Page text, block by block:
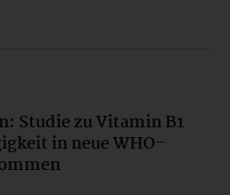
Studie zu Vitamin B1
in neue WHO-